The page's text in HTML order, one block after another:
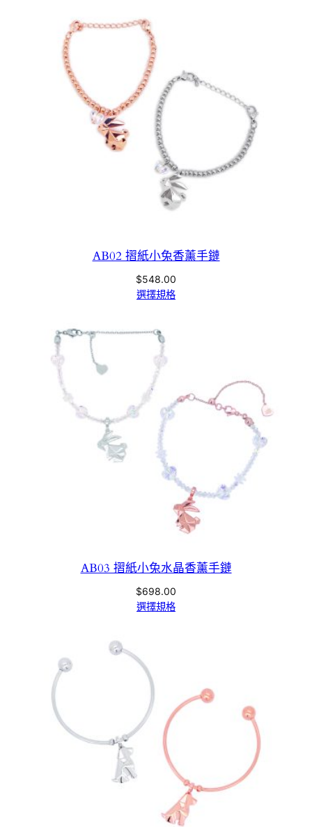
AB02 摺紙小兔香薰手鏈
$548.00
選擇規格
AB03 摺紙小兔水晶香薰手鏈
$698.00
選擇規格